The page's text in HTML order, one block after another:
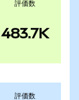
評価数
483.7K
評価数